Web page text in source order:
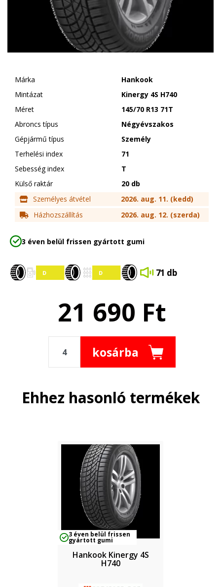
Márka
Hankook
Mintázat
Kinergy 4S H740
Méret
145/70 R13 71T
Abroncs típus
Négyévszakos
Gépjármű típus
Személy
Terhelési index
71
Sebesség index
T
Külső raktár
20 db
Személyes átvétel
2026. aug. 11. (kedd)
Házhozszállítás
2026. aug. 12. (szerda)
3 éven belül frissen gyártott gumi
71 db
21 690 Ft
kosárba
Ehhez hasonló termékek
3 éven belül frissen
gyártott gumi
Hankook Kinergy 4S
H740